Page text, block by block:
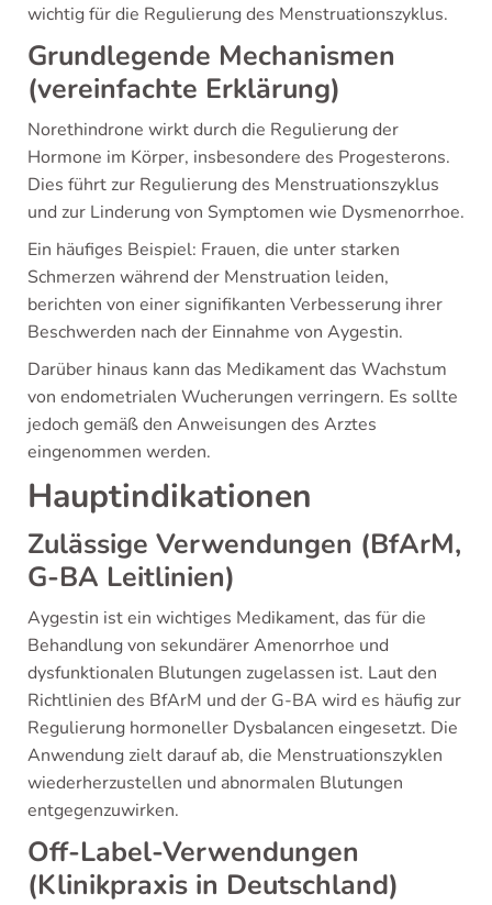
wichtig für die Regulierung des Menstruationszyklus.
Grundlegende Mechanismen
(vereinfachte Erklärung)
Norethindrone wirkt durch die Regulierung der
Hormone im Körper, insbesondere des Progesterons.
Dies führt zur Regulierung des Menstruationszyklus
und zur Linderung von Symptomen wie Dysmenorrhoe.
Ein häufiges Beispiel: Frauen, die unter starken
Schmerzen während der Menstruation leiden,
berichten von einer signifikanten Verbesserung ihrer
Beschwerden nach der Einnahme von Aygestin.
Darüber hinaus kann das Medikament das Wachstum
von endometrialen Wucherungen verringern. Es sollte
jedoch gemäß den Anweisungen des Arztes
eingenommen werden.
Hauptindikationen
Zulässige Verwendungen (BfArM,
G-BA Leitlinien)
Aygestin ist ein wichtiges Medikament, das für die
Behandlung von sekundärer Amenorrhoe und
dysfunktionalen Blutungen zugelassen ist. Laut den
Richtlinien des BfArM und der G-BA wird es häufig zur
Regulierung hormoneller Dysbalancen eingesetzt. Die
Anwendung zielt darauf ab, die Menstruationszyklen
wiederherzustellen und abnormalen Blutungen
entgegenzuwirken.
Off-Label-Verwendungen
(Klinikpraxis in Deutschland)